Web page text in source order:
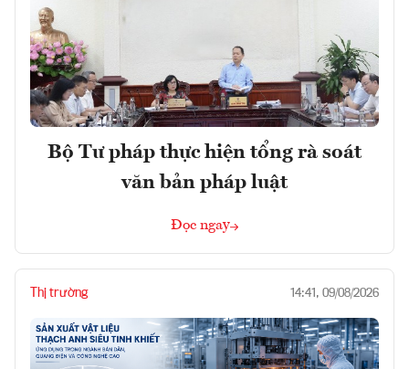
Bộ Tư pháp thực hiện tổng rà soát
văn bản pháp luật
Đọc ngay
Thị trường 14:41, 09/08/2026